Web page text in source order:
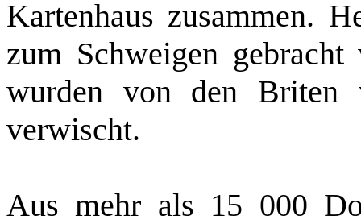
Kartenhaus zusammen.
zum Schweigen
wurden von den Briten
verwischt.
Aus mehr als 15 000